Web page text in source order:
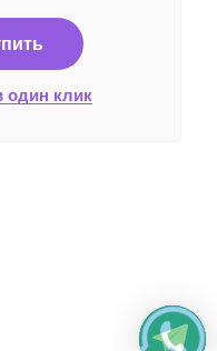
один клик